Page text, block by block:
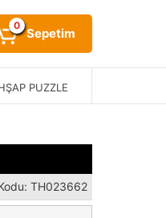
0
Sepetim
PUZZLE
TH023662